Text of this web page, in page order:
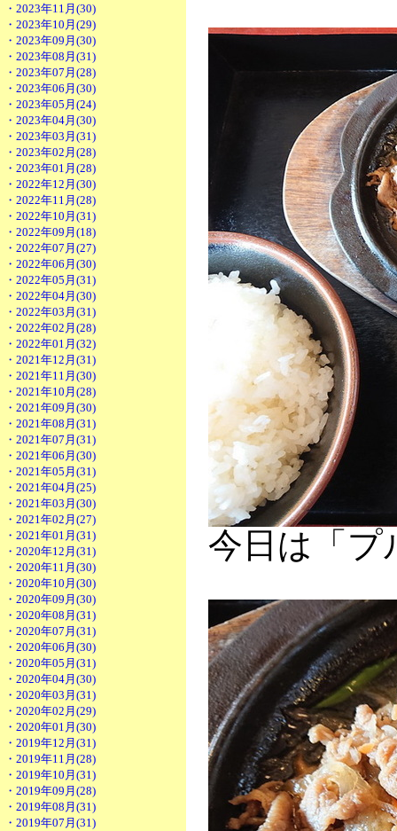
・2023年11月(30)
・2023年10月(29)
・2023年09月(30)
・2023年08月(31)
・2023年07月(28)
・2023年06月(30)
・2023年05月(24)
・2023年04月(30)
・2023年03月(31)
・2023年02月(28)
・2023年01月(28)
・2022年12月(30)
・2022年11月(28)
・2022年10月(31)
・2022年09月(18)
・2022年07月(27)
・2022年06月(30)
・2022年05月(31)
・2022年04月(30)
・2022年03月(31)
・2022年02月(28)
・2022年01月(32)
・2021年12月(31)
・2021年11月(30)
・2021年10月(28)
・2021年09月(30)
・2021年08月(31)
・2021年07月(31)
・2021年06月(30)
・2021年05月(31)
・2021年04月(25)
・2021年03月(30)
・2021年02月(27)
・2021年01月(31)
・2020年12月(31)
・2020年11月(30)
・2020年10月(30)
・2020年09月(30)
・2020年08月(31)
・2020年07月(31)
・2020年06月(30)
・2020年05月(31)
・2020年04月(30)
・2020年03月(31)
・2020年02月(29)
・2020年01月(30)
・2019年12月(31)
・2019年11月(28)
・2019年10月(31)
・2019年09月(28)
・2019年08月(31)
・2019年07月(31)
今日は「プ